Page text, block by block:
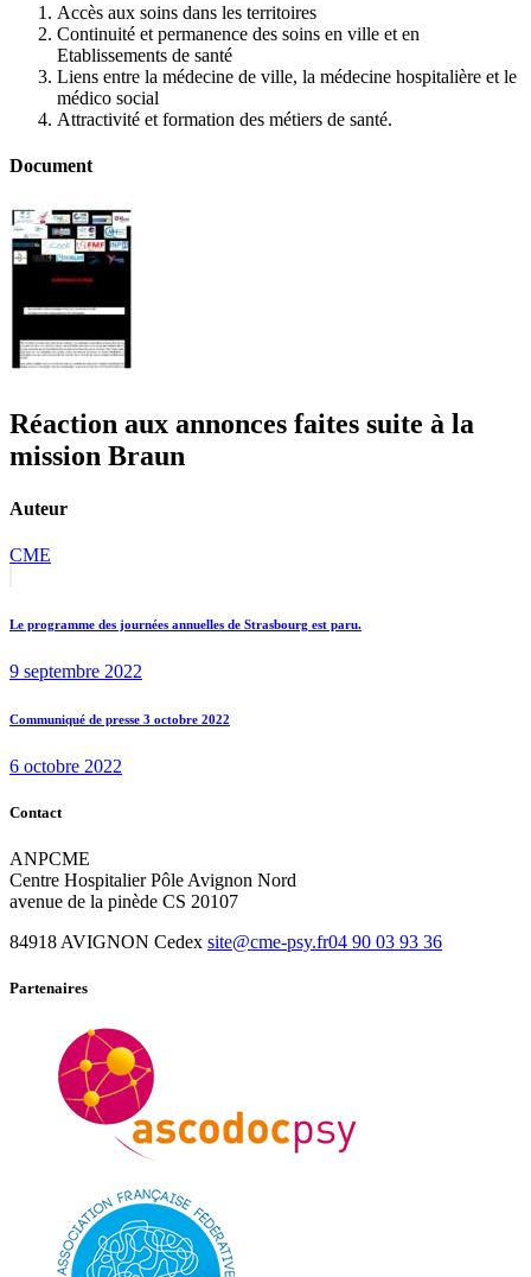
Accès aux soins dans les territoires
Continuité et permanence des soins en ville et en
Etablissements de santé
Liens entre la médecine de ville, la médecine hospitalière et le
médico social
Attractivité et formation des métiers de santé.
Document
Réaction aux annonces faites suite à la
mission Braun
Auteur
CME
de
Le programme des journées annuelles de Strasbourg est paru.
9 septembre 2022
Next
Communiqué de presse 3 octobre 2022
6 octobre 2022
Contact
ANPCME
Centre Hospitalier Pôle Avignon Nord
avenue de la pinède CS 20107
84918 AVIGNON Cedex site@cme-psy.fr04 90 03 93 36
Partenaires